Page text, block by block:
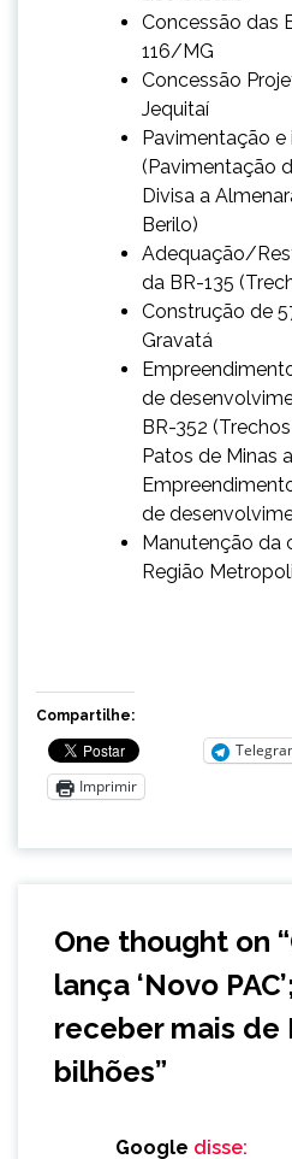
Concessão das
116/MG
Concessão
Jequitaí
Pavimentação
(Pavimentação
Divisa a
Berilo)
Adequação/
da BR-135
Construção de
Gravatá
de
BR-352
Patos de Minas
de
Manutenção da
Região
Compartilhe:
Imprimir
One thought on “
lança ‘Novo
receber mais de
bilhões”
Google disse: